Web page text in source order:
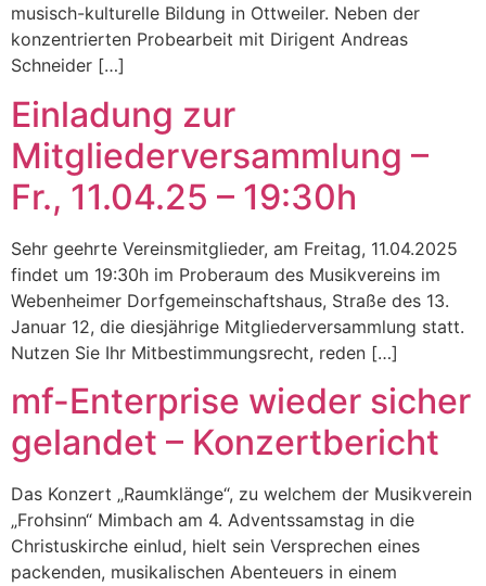
musisch-kulturelle Bildung in Ottweiler. Neben der
konzentrierten Probearbeit mit Dirigent Andreas
Schneider […]
Einladung zur
Mitgliederversammlung –
Fr., 11.04.25 – 19:30h
Sehr geehrte Vereinsmitglieder, am Freitag, 11.04.2025
findet um 19:30h im Proberaum des Musikvereins im
Webenheimer Dorfgemeinschaftshaus, Straße des 13.
Januar 12, die diesjährige Mitgliederversammlung statt.
Nutzen Sie Ihr Mitbestimmungsrecht, reden […]
mf-Enterprise wieder sicher
gelandet – Konzertbericht
Das Konzert „Raumklänge“, zu welchem der Musikverein
„Frohsinn“ Mimbach am 4. Adventssamstag in die
Christuskirche einlud, hielt sein Versprechen eines
packenden, musikalischen Abenteuers in einem